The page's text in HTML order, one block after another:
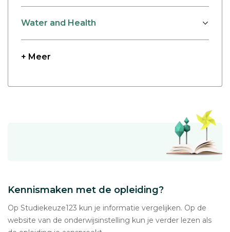
Water and Health
+ Meer
Kennismaken met de opleiding?
Op Studiekeuze123 kun je informatie vergelijken. Op de
website van de onderwijsinstelling kun je verder lezen als